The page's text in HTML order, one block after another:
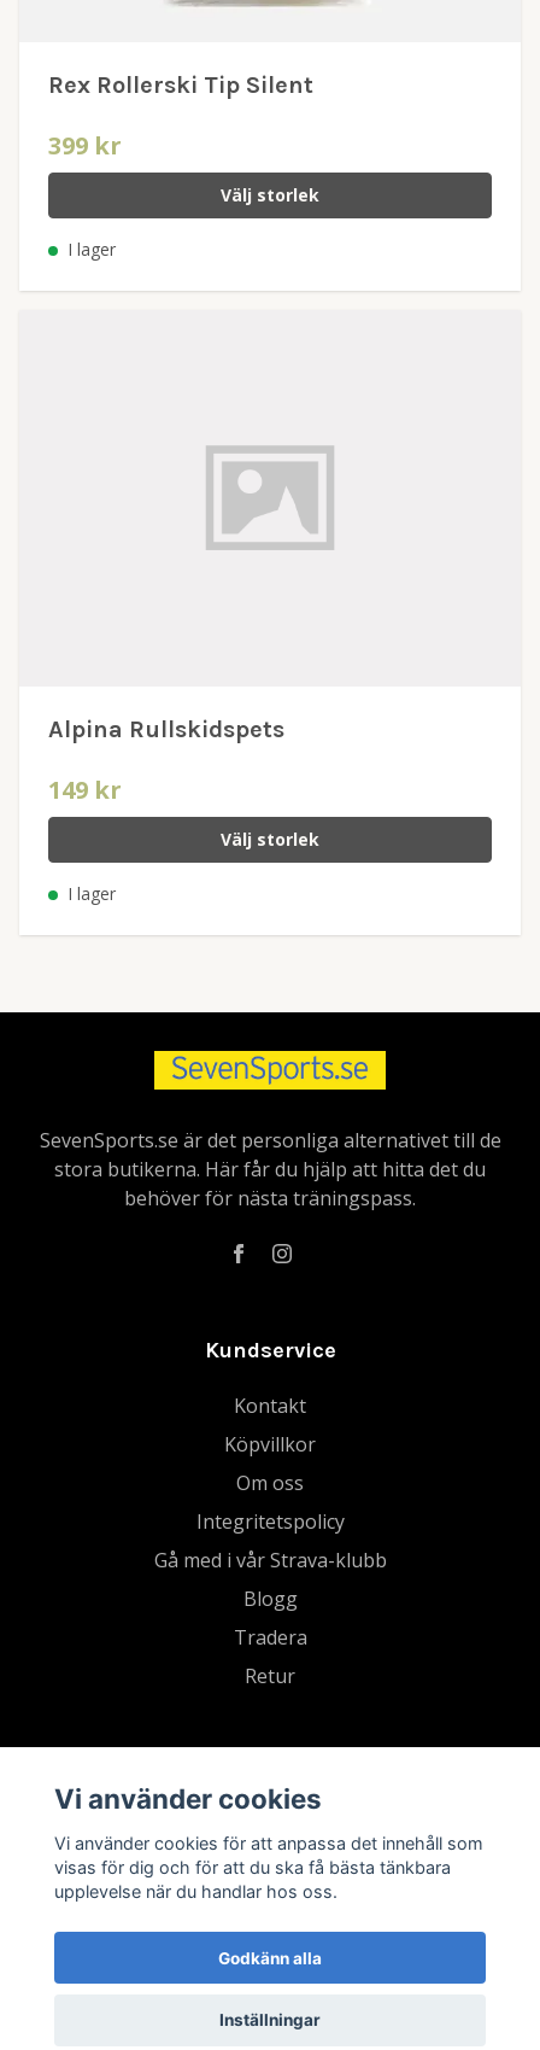
Rex Rollerski Tip Silent
399 kr
Välj storlek
I lager
Alpina Rullskidspets
149 kr
Välj storlek
I lager
SevenSports.se är det personliga alternativet till de
stora butikerna. Här får du hjälp att hitta det du
behöver för nästa träningspass.
Kundservice
Kontakt
Köpvillkor
Om oss
Integritetspolicy
Gå med i vår Strava-klubb
Blogg
Tradera
Retur
© 2026 Sevensports
Vi använder cookies
Vi använder cookies för att anpassa det innehåll som
visas för dig och för att du ska få bästa tänkbara
upplevelse när du handlar hos oss.
Godkänn alla
Inställningar